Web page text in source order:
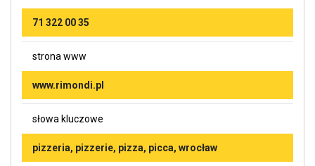
71 322 00 35
strona www
www.rimondi.pl
słowa kluczowe
pizzeria, pizzerie, pizza, picca, wrocław